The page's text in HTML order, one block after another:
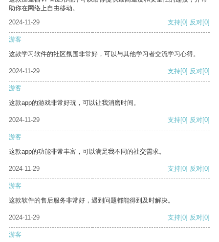
助你在网络上自由移动。
2024-11-29
支持[0] 反对[0]
游客
这款学习软件的社区氛围非常好，可以与其他学习者交流学习心得。
2024-11-29 支持[0] 反对[0]
游客
这款app的游戏非常好玩，可以让我消磨时间。
2024-11-29 支持[0] 反对[0]
游客
这款app的功能非常丰富，可以满足我不同的社交需求。
2024-11-29 支持[0] 反对[0]
游客
这款软件的售后服务非常好，遇到问题都能得到及时解决。
2024-11-29 支持[0] 反对[0]
游客